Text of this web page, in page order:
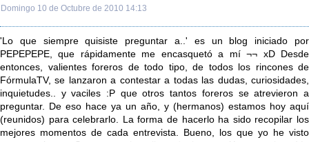
Domingo 10 de Octubre de 2010 14:13
'Lo que siempre quisiste preguntar a..' es un blog iniciado por
PEPEPEPE, que rápidamente me encasquetó a mí ¬¬ xD Desde
entonces, valientes foreros de todo tipo, de todos los rincones de
FórmulaTV, se lanzaron a contestar a todas las dudas, curiosidades,
inquietudes.. y vaciles :P que otros tantos foreros se atrevieron a
preguntar. De eso hace ya un año, y (hermanos) estamos hoy aquí
(reunidos) para celebrarlo. La forma de hacerlo ha sido recopilar los
mejores momentos de cada entrevista. Bueno, los que yo he visto